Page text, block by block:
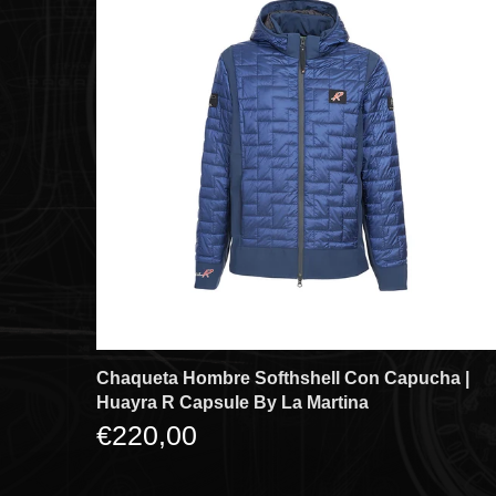
Chaqueta Hombre Softhshell Con Capucha |
Huayra R Capsule By La Martina
€220,00